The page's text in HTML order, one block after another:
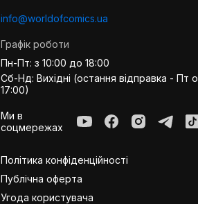
info@worldofcomics.ua
Графік роботи
Пн-Пт: з 10:00 до 18:00
Сб-Нд: Вихідні (остання відправка - Пт о
17:00)
Ми в
соцмережах
Політика конфіденційності
Публiчна оферта
Угода користувача